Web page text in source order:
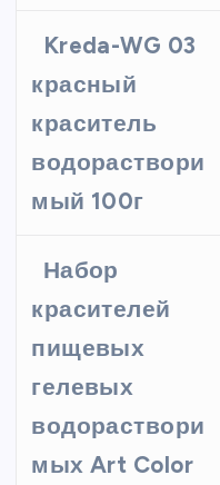
Kreda-WG 03
красный
краситель
водораствори
мый 100г
Набор
красителей
пищевых
гелевых
водораствори
мых Art Color